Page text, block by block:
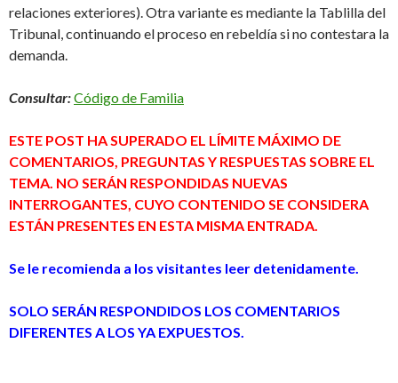
relaciones exteriores). Otra variante es mediante la Tablilla del
Tribunal, continuando el proceso en rebeldía si no contestara la
demanda.
Consultar:Código de Familia
ESTE POST HA SUPERADO EL LÍMITE MÁXIMO DE
COMENTARIOS, PREGUNTAS Y RESPUESTAS SOBRE EL
TEMA. NO SERÁN RESPONDIDAS NUEVAS
INTERROGANTES, CUYO CONTENIDO SE CONSIDERA
ESTÁN PRESENTES EN ESTA MISMA ENTRADA.
Se le recomienda a los visitantes leer detenidamente.
SOLO SERÁN RESPONDIDOS LOS COMENTARIOS
DIFERENTES A LOS YA EXPUESTOS.